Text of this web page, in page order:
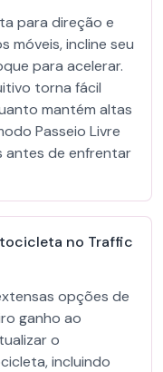
para direção e
móveis, incline seu
para acelerar.
torna fácil
mantém altas
Passeio Livre
antes de enfrentar
no Traffic
opções de
ganho ao
o
incluindo